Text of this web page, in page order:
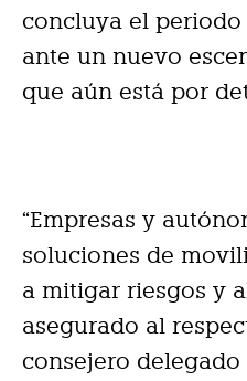
concluya el
ante un nuevo
que aún está por
“Empresas y
soluciones de
a mitigar riesgos y
asegurado al
consejero delegado